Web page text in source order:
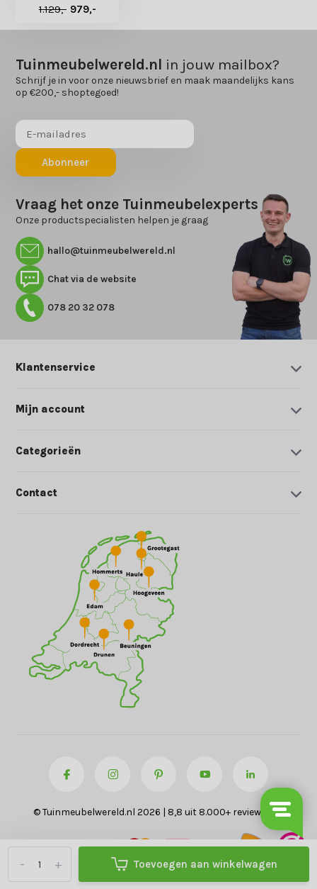
+
- Toevoegen aan winkelwagen
1.129,- 979,-
Tuinmeubelwereld.nl in jouw mailbox?
Schrijf je in voor onze nieuwsbrief en maak maandelijks kans
op €200,- shoptegoed!
Abonneer
Vraag het onze Tuinmeubelexperts
Onze productspecialisten helpen je graag
hallo@tuinmeubelwereld.nl
Chat via de website
078 20 32 078
Klantenservice
Mijn account
Categorieën
Contact
© Tuinmeubelwereld.nl 2026 | 8,8 uit 8.000+ reviews